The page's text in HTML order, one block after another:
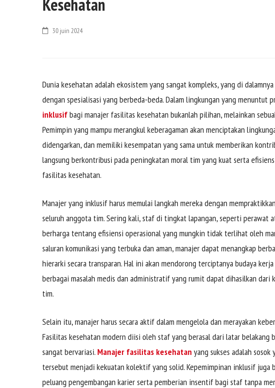
30 juin 2024
Dunia kesehatan adalah ekosistem yang sangat kompleks, yang di
dengan spesialisasi yang berbeda-beda. Dalam lingkungan yang menuntut
inklusifbagi manajer fasilitas kesehatan bukanlah pilihan, melainkan
Pemimpin yang mampu merangkul keberagaman akan menciptakan
didengarkan, dan memiliki kesempatan yang sama untuk memberikan
langsung berkontribusi pada peningkatan moral tim yang kuat serta
fasilitas kesehatan.
Manajer yang inklusif harus memulai langkah mereka dengan
seluruh anggota tim. Sering kali, staf di tingkat lapangan, seperti perawat
berharga tentang efisiensi operasional yang mungkin tidak terlihat oleh
saluran komunikasi yang terbuka dan aman, manajer dapat menangkap
hierarki secara transparan. Hal ini akan mendorong terciptanya budaya
berbagai masalah medis dan administratif yang rumit dapat dihasilkan dari
tim.
Selain itu, manajer harus secara aktif dalam mengelola dan merayakan
Fasilitas kesehatan modern diisi oleh staf yang berasal dari latar belakang
sangat bervariasi. Manajer fasilitas kesehatan yang sukses adalah
tersebut menjadi kekuatan kolektif yang solid. Kepemimpinan inklusif juga
peluang pengembangan karier serta pemberian insentif bagi staf tanpa